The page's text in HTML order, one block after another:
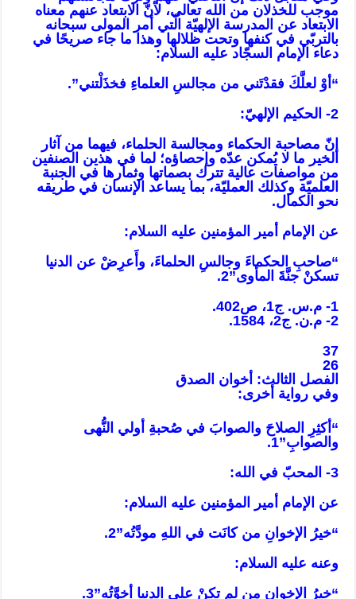
موجب للخذلان من الله تعالى، لأنّ الابتعاد عنهم معناه
الابتعاد عن المدرسة الإلهيّة الّتي أمر المولى سبحانه
بالتربّي في كنفها وتحت ظلالها وهذا ما جاء صريحًا في
دعاء الإمام السجّاد عليه السلام:
“أوْ لعلَّكَ فقدْتَني من مجالسِ العلماءِ فخذَلْتني”.
2- الحكيم الإلهيّ:
إنّ مصاحبة الحكماء ومجالسة الحلماء، فيهما من آثار
الخير ما لا يُمكن عدّه وإحصاؤه؛ لما في هذين الصنفين
من مواصفات عالية تترك بصماتها وثمارها في الجنبة
العلميّة وكذلك العمليّة، بما يساعد الإنسان في طريقه
نحو الكمال.
عن الإمام أمير المؤمنين عليه السلام:
“صاحبِ الحكماءَ وجالسِ الحلماءَ، وأَعرِضْ عن الدنيا
تسكنْ جنَّةَ المأوى”2.
1- م.س. ج1، ص402.
2- م.ن. ج2، 1584.
37
26
الفصل الثالث: أخوان الصدق
وفي رواية أخرى:
“أكثِرِ الصلاحَ والصوابَ في صُحبةِ أولي النُّهى
والصوابِ”1.
3- المحبّ في الله:
عن الإمام أمير المؤمنين عليه السلام:
“خيرُ الإخوانِ من كانَت في اللهِ مودَّتُه”2.
وعنه عليه السلام:
“خيرُ الإخوانِ من لم تكنْ على الدنيا أخوَّتُه”3.